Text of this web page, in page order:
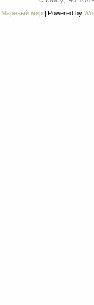
Маревый мир | Powered by